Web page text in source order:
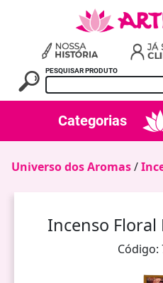
PESQUISAR PRODUTO
Categorias
Universo dos Aromas/
Incenso Floral
Código: